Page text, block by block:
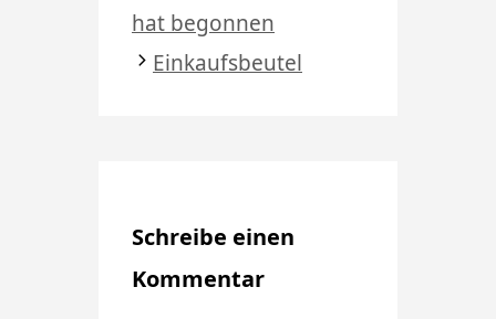
hat begonnen
Einkaufsbeutel
Schreibe einen
Kommentar